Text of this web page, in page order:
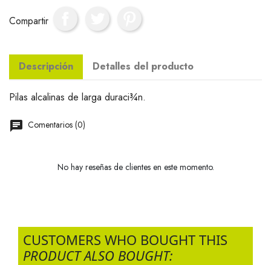
Compartir
Descripción Detalles del producto
Pilas alcalinas de larga duraci¾n.
Comentarios (0)
No hay reseñas de clientes en este momento.
CUSTOMERS WHO BOUGHT THIS
PRODUCT ALSO BOUGHT: